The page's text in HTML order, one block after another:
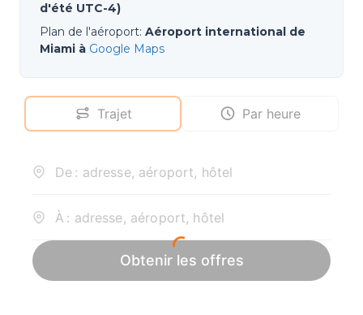
d'été UTC-4)
Plan de l'aéroport: Aéroport international de
Miami à Google Maps